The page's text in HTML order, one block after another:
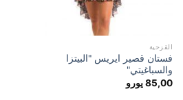
القزحية
فستان قصير ايريس "البيتزا
والسباغيتي"
85,00 يورو